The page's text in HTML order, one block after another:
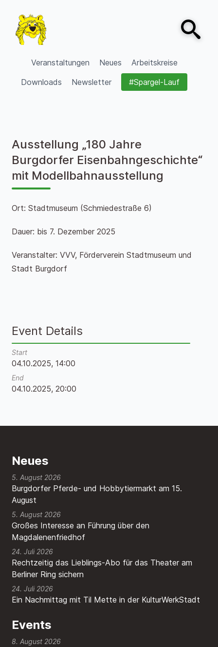
VVV Burgdorf
Veranstaltungen Neues
Arbeitskreise
Downloads
Newsletter #Spargel-Lauf
Open
Ausstellung „180 Jahre
Burgdorfer Eisenbahngeschichte“
mit Modellbahnausstellung
Ort: Stadtmuseum (Schmiedestraße 6)
Dauer: bis 7. Dezember 2025
Veranstalter: VVV, Förderverein Stadtmuseum und
Stadt Burgdorf
Event Details
Start
04.10.2025, 14:00
End
04.10.2025, 20:00
Neues
Burgdorfer Pferde- und Hobbytiermarkt am 15.
August
5. August 2026
Großes Interesse an Führung über den
Magdalenenfriedhof
5. August 2026
Rechtzeitig das Lieblings-Abo für das Theater am
Berliner Ring sichern
24. Juli 2026
Ein Nachmittag mit Til Mette in der KulturWerkStadt
24. Juli 2026
Events
8. August 2026